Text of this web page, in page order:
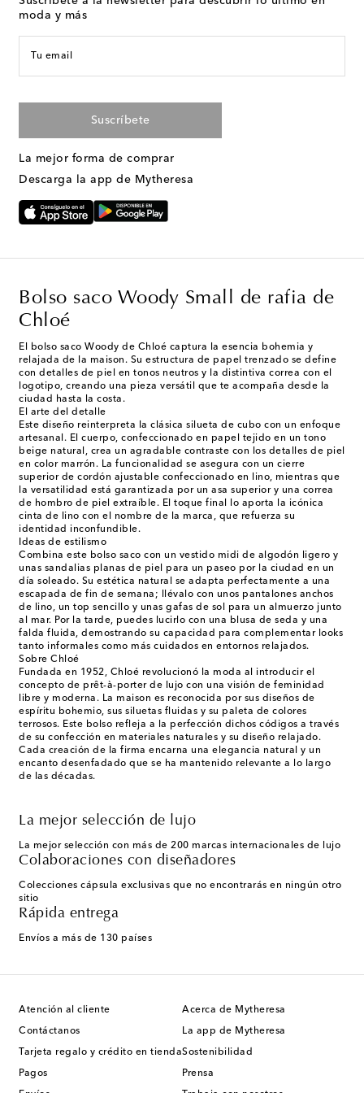
moda y más
Tu email
Suscríbete
La mejor forma de comprar
Descarga la app de Mytheresa
Bolso saco Woody Small de rafia de
Chloé
El bolso saco Woody de Chloé captura la esencia bohemia y
relajada de la maison. Su estructura de papel trenzado se define
con detalles de piel en tonos neutros y la distintiva correa con el
logotipo, creando una pieza versátil que te acompaña desde la
ciudad hasta la costa.
El arte del detalle
Este diseño reinterpreta la clásica silueta de cubo con un enfoque
artesanal. El cuerpo, confeccionado en papel tejido en un tono
beige natural, crea un agradable contraste con los detalles de piel
en color marrón. La funcionalidad se asegura con un cierre
superior de cordón ajustable confeccionado en lino, mientras que
la versatilidad está garantizada por un asa superior y una correa
de hombro de piel extraíble. El toque final lo aporta la icónica
cinta de lino con el nombre de la marca, que refuerza su
identidad inconfundible.
Ideas de estilismo
Combina este bolso saco con un vestido midi de algodón ligero y
unas sandalias planas de piel para un paseo por la ciudad en un
día soleado. Su estética natural se adapta perfectamente a una
escapada de fin de semana; llévalo con unos pantalones anchos
de lino, un top sencillo y unas gafas de sol para un almuerzo junto
al mar. Por la tarde, puedes lucirlo con una blusa de seda y una
falda fluida, demostrando su capacidad para complementar looks
tanto informales como más cuidados en entornos relajados.
Sobre Chloé
Fundada en 1952, Chloé revolucionó la moda al introducir el
concepto de prêt-à-porter de lujo con una visión de feminidad
libre y moderna. La maison es reconocida por sus diseños de
espíritu bohemio, sus siluetas fluidas y su paleta de colores
terrosos. Este bolso refleja a la perfección dichos códigos a través
de su confección en materiales naturales y su diseño relajado.
Cada creación de la firma encarna una elegancia natural y un
encanto desenfadado que se ha mantenido relevante a lo largo
de las décadas.
La mejor selección de lujo
La mejor selección con más de 200 marcas internacionales de lujo
Colaboraciones con diseñadores
Colecciones cápsula exclusivas que no encontrarás en ningún otro
sitio
Rápida entrega
Envíos a más de 130 países
Atención al cliente
Contáctanos
Tarjeta regalo y crédito en tienda
Pagos
Acerca de Mytheresa
La app de Mytheresa
Sostenibilidad
Prensa